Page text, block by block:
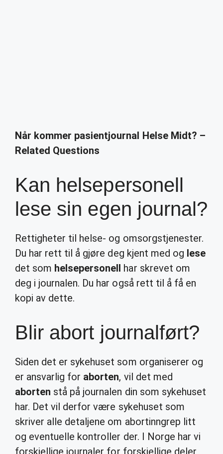
Når kommer pasientjournal Helse Midt? –
Related Questions
Kan helsepersonell
lese sin egen journal?
Rettigheter til helse- og omsorgstjenester.
Du har rett til å gjøre deg kjent med og lese
det som helsepersonell har skrevet om
deg i journalen. Du har også rett til å få en
kopi av dette.
Blir abort journalført?
Siden det er sykehuset som organiserer og
er ansvarlig for aborten, vil det med
aborten stå på journalen din som sykehuset
har. Det vil derfor være sykehuset som
skriver alle detaljene om abortinngrep litt
og eventuelle kontroller der. I Norge har vi
forskjellige journaler for forskjellige deler